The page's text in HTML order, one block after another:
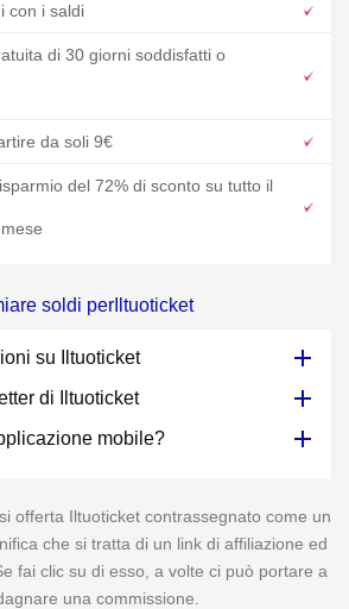
con i saldi
di 30 giorni soddisfatti o
da soli 9€
del 72% di sconto su tutto il
soldi perIltuoticket
su Iltuoticket
di Iltuoticket
mobile?
offerta Iltuoticket contrassegnato come un
che si tratta di un link di affiliazione ed
fai clic su di esso, a volte ci può portare a
una commissione.